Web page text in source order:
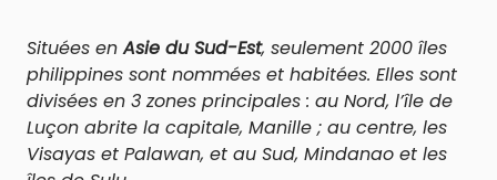
Situées enAsie du Sud-Est, seulement 2000 îles
philippines sont nommées et habitées. Elles sont
divisées en 3 zones principales : au Nord, l’île de
Luçon abrite la capitale, Manille ; au centre, les
Visayas et Palawan, et au Sud, Mindanao et les